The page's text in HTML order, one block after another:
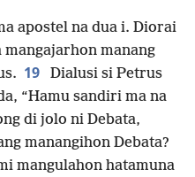
apostel na dua i. Diorai
manang
19
Dialusi si Petrus
“Hamu sandiri ma na
di jolo ni Debata,
manangihon Debata?
mangulahon hatamuna